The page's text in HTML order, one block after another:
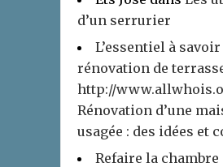
d’un serrurier
L’essentiel à
rénovation de
http://
Rénovation d’une
usagée : des idées et
Refaire la chambre